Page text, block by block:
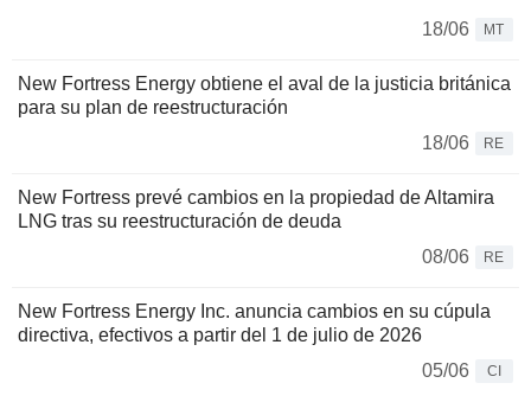
18/06
MT
New Fortress Energy obtiene el aval de la justicia británica
para su plan de reestructuración
18/06
RE
New Fortress prevé cambios en la propiedad de Altamira
LNG tras su reestructuración de deuda
08/06
RE
New Fortress Energy Inc. anuncia cambios en su cúpula
directiva, efectivos a partir del 1 de julio de 2026
05/06
CI